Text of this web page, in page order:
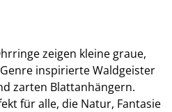
zeigen kleine graue,
inspirierte Waldgeister
zarten Blattanhängern.
für alle, die Natur, Fantasie